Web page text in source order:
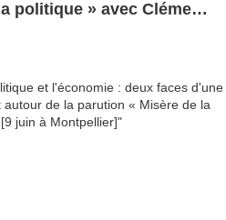
politique » avec Clément